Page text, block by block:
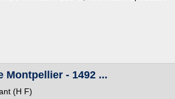
Montpellier - 1492 ...
(H F)